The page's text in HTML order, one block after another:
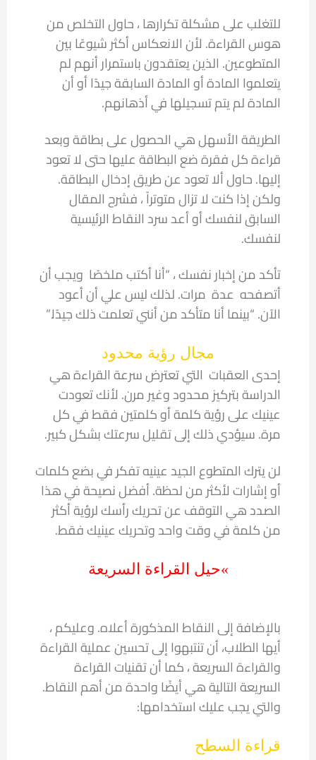
للتغلب على مشكلة تكرارها ، حاول التخلص من
هوس القراءة. لأن الانعكاس أكثر شيوعًا بين
المتطوعين. الذين يعتقدون باستمرار أنهم لم
يتعلموا المادة أو المادة السابقة جيدًا أو أن
المادة لم يتم تسجيلها في أذهانهم.
الطريقة الأسهل هي الحصول على بطاقة وبعد
قراءة كل فقرة ضع البطاقة عليها حتى لا تعود
إليها. حاول ألا تعود عن طريق إدخال البطاقة.
ولكن إذا كنت لا تزال متوتراً ، فشرح المقال
السابق لنفسك أو أعد سرد النقاط الرئيسية
لنفسك.
تأكد من إخبار نفسك ، “أنا أكتب ملخصًا ويجب أن
أتصفحه عدة مرات. لذلك ليس علي أن أعود
الآن. “بينما أنا متأكد من أنني تعلمت ذلك جيدًا.”
مجال رؤية محدود
إحدى العقبات التي تعترض سرعة القراءة هي
الدراسة بتركيز محدود وغير مرن. لأنك تعودت
عينيك على رؤية كلمة أو كلمتين فقط في كل
مرة. سيؤدي ذلك إلى تقليل سرعتك بشكل كبير.
لن يترك المتطوع الجيد عينيه تفكر في بضع كلمات
أو إشارات لأكثر من لحظة. أفضل نصيحة في هذا
الصدد هي التوقف عن تحريك رأسك لرؤية أكثر
من كلمة في وقت واحد وتحريك عينيك فقط.
»حيل القراءة السريعة
بالإضافة إلى النقاط المذكورة أعلاه. وعليكم ،
أيها الطلاب، أن تنتبهوا إلى تحسين عملية القراءة
والقراءة السريعة ، كما أن تقنيات القراءة
السريعة التالية هي أيضًا واحدة من أهم النقاط.
والتي يجب عليك استخدامها:
قراءة السطح